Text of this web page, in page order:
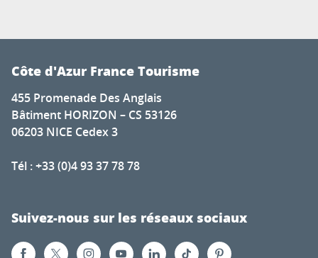
Côte d'Azur France Tourisme
455 Promenade Des Anglais
Bâtiment HORIZON – CS 53126
06203 NICE Cedex 3
Tél : +33 (0)4 93 37 78 78
Suivez-nous sur les réseaux sociaux